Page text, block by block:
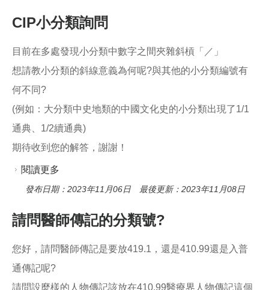
CIP小分類詢問
目前在多處發現小分類中數字之間夾雜斜槓「／」
想請教小分類的斜線意義為何呢?與其他的小分類編號有
何不同?
(例如：大分類中史地類的中國文化史的小分類出現了1/1
通典、1/2續通典)
期待收到您的解答，謝謝！
閱讀更多
發布日期：2023年11月06日 最後更新：2023年11月08日
請問醫師傳記的分類號?
您好，請問醫師傳記是要放419.1，還是410.99還是入普
通傳記呢?
請問設麼樣的人物傳記該放在410.99醫療界人物傳記這個